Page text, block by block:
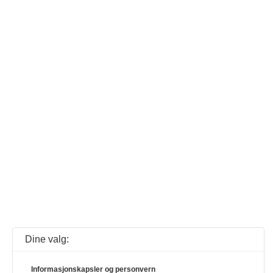
Dine valg:
Informasjonskapsler og personvern